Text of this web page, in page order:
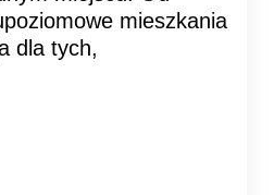
mieszkania
dla tych,